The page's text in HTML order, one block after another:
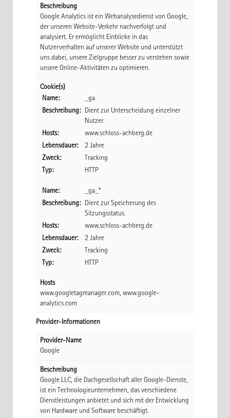
Beschreibung
Google Analytics ist ein Webanalysedienst von Google,
der unseren Website-Verkehr nachverfolgt und
analysiert. Er ermöglicht Einblicke in das
Nutzerverhalten auf unserer Website und unterstützt
uns dabei, unsere Zielgruppe besser zu verstehen sowie
unsere Online-Aktivitäten zu optimieren.
Cookie(s)
Name:
_ga
Beschreibung:
Dient zur Unterscheidung einzelner
Nutzer.
Hosts:
www.schloss-achberg.de
Lebensdauer:
2 Jahre
Zweck:
Tracking
Typ:
HTTP
Name:
_ga_*
Beschreibung:
Dient zur Speicherung des
Sitzungsstatus.
Hosts:
www.schloss-achberg.de
Lebensdauer:
2 Jahre
Zweck:
Tracking
Typ:
HTTP
Hosts
www.googletagmanager.com, www.google-
analytics.com
Provider-Informationen
Provider-Name
Google
Beschreibung
Google LLC, die Dachgesellschaft aller Google-Dienste,
ist ein Technologieunternehmen, das verschiedene
Dienstleistungen anbietet und sich mit der Entwicklung
von Hardware und Software beschäftigt.